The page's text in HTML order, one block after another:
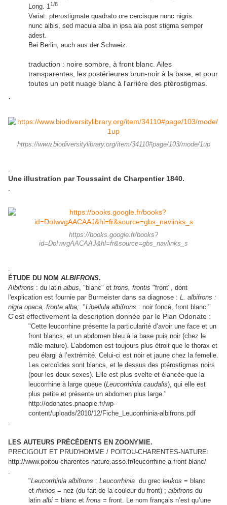
Long. 1 1/6
Variat: pterostigmate quadrato ore cercisque nunc nigris
nunc albis, sed macula alba in ipsa ala post stigma semper
adest.
Bei Berlin, auch aus der Schweiz.
traduction : noire sombre, à front blanc. Ailes
transparentes, les postérieures brun-noir à la base, et pour
toutes un petit nuage blanc à l'arrière des ptérostigmas.
.
https://www.biodiversitylibrary.org/item/34110#page/103/mode/1up
Une illustration par Toussaint de Charpentier 1840.
https://books.google.fr/books?
id=DoIwvgAACAAJ&hl=fr&source=gbs_navlinks_s
ÉTUDE DU NOM ALBIFRONS.
Albifrons : du latin albus , "blanc" et frons, frontis "front", dont
l'explication est fournie par Burmeister dans sa diagnose : L. albifrons :
nigra opaca, fronte alba; . "Libellula albifrons : noir foncé, front blanc."
C'est effectivement la description donnée par le Plan Odonate :
"Cette leucorrhine présente la particularité d’avoir une face et un
front blancs, et un abdomen bleu à la base puis noir (chez le
mâle mature). L’abdomen est toujours plus étroit que le thorax et
peu élargi à l’extrémité. Celui-ci est noir et jaune chez la femelle.
Les cercoïdes sont blancs, et le dessus des ptérostigmas noirs
(pour les deux sexes). Elle est plus svelte et élancée que la
leucorrhine à large queue (Leucorrhinia caudalis), qui elle est
plus petite et présente un abdomen plus large."
http://odonates.pnaopie.fr/wp-
content/uploads/2010/12/Fiche_Leucorrhinia-albifrons.pdf
LES AUTEURS PRÉCÉDENTS EN ZOONYMIE.
PRECIGOUT ET PRUD'HOMME / POITOU-CHARENTES-NATURE:
http://www.poitou-charentes-nature.asso.fr/leucorrhine-a-front-blanc/
"Leucorrhinia albifrons : Leucorrhinia du grec leukos = blanc
et rhinios = nez (du fait de la couleur du front) ; albifrons du
latin albi = blanc et frons = front. Le nom français n’est qu’une